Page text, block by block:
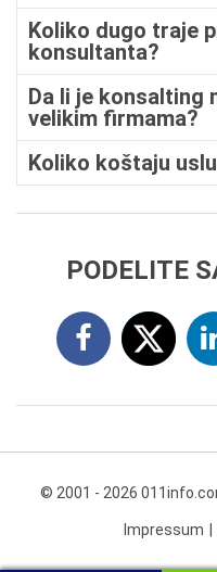
Koliko dugo traje
konsultanta?
Da li je konsalting
velikim firmama?
Koliko koštaju
PODELITE
© 2001 - 2026
Impressum